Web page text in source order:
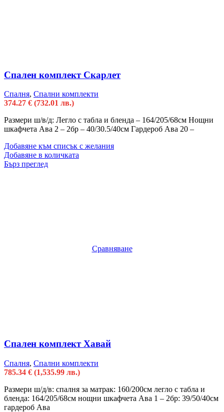
Спален комплект Скарлет
Спалня, Спални комплекти
374.27 € (732.01 лв.)
Размери ш/в/д: Легло с табла и бленда – 164/205/68см Нощни
шкафчета Ава 2 – 2бр – 40/30.5/40см Гардероб Ава 20 –
Добавяне към списък с желания
Добавяне в количката
Бърз преглед
Сравняване
Спален комплект Хавай
Спалня, Спални комплекти
785.34 € (1,535.99 лв.)
Размери ш/д/в: спалня за матрак: 160/200см легло с табла и
бленда: 164/205/68см нощни шкафчета Ава 1 – 2бр: 39/50/40см
гардероб Ава